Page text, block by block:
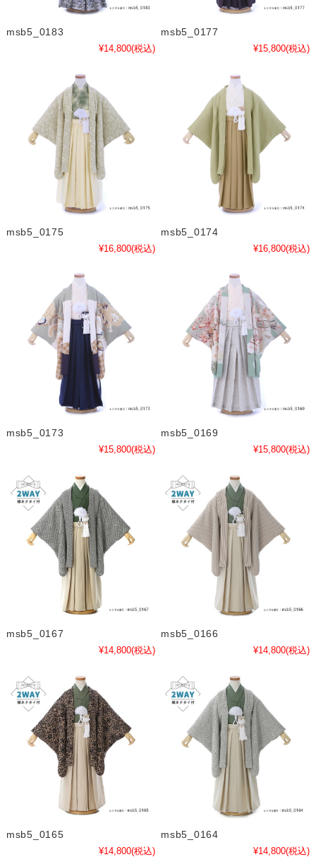
msb5_0183
¥14,800(税込)
msb5_0177
¥15,800(税込)
msb5_0175
¥16,800(税込)
msb5_0174
¥16,800(税込)
msb5_0173
¥15,800(税込)
msb5_0169
¥15,800(税込)
msb5_0167
¥14,800(税込)
msb5_0166
¥14,800(税込)
msb5_0165
¥14,800(税込)
msb5_0164
¥14,800(税込)